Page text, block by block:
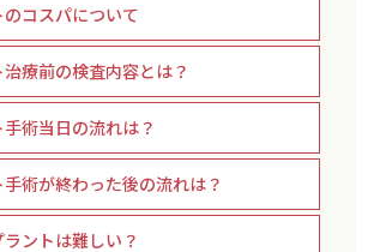
コスパについて
療前の検査内容とは？
術当日の流れは？
術が終わった後の流れは？
ントは難しい？